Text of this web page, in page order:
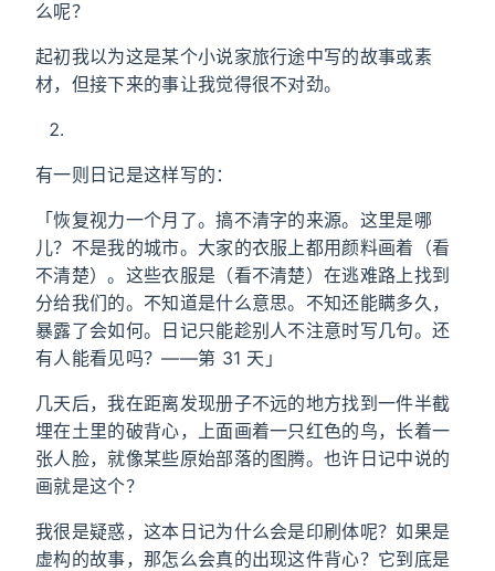
么呢？
起初我以为这是某个小说家旅行途中写的故事或素
材，但接下来的事让我觉得很不对劲。
有一则日记是这样写的：
「恢复视力一个月了。搞不清字的来源。这里是哪
儿？不是我的城市。大家的衣服上都用颜料画着（看
不清楚）。这些衣服是（看不清楚）在逃难路上找到
分给我们的。不知道是什么意思。不知还能瞒多久，
暴露了会如何。日记只能趁别人不注意时写几句。还
有人能看见吗？——第 31 天」
几天后，我在距离发现册子不远的地方找到一件半截
埋在土里的破背心，上面画着一只红色的鸟，长着一
张人脸，就像某些原始部落的图腾。也许日记中说的
画就是这个？
我很是疑惑，这本日记为什么会是印刷体呢？如果是
虚构的故事，那怎么会真的出现这件背心？它到底是